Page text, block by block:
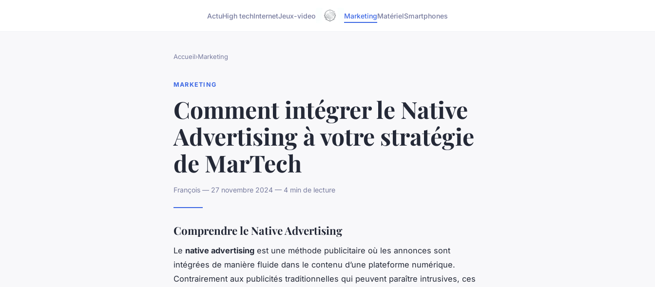
ActuHigh techInternetJeux-video MarketingMatérielSmartphones
Accueil›Marketing
MARKETING
Comment intégrer le Native
Advertising à votre stratégie
de MarTech
François — 27 novembre 2024 — 4 min de lecture
Comprendre le Native Advertising
Le native advertising est une méthode publicitaire où les annonces sont
intégrées de manière fluide dans le contenu d’une plateforme numérique.
Contrairement aux publicités traditionnelles qui peuvent paraître intrusives, ces